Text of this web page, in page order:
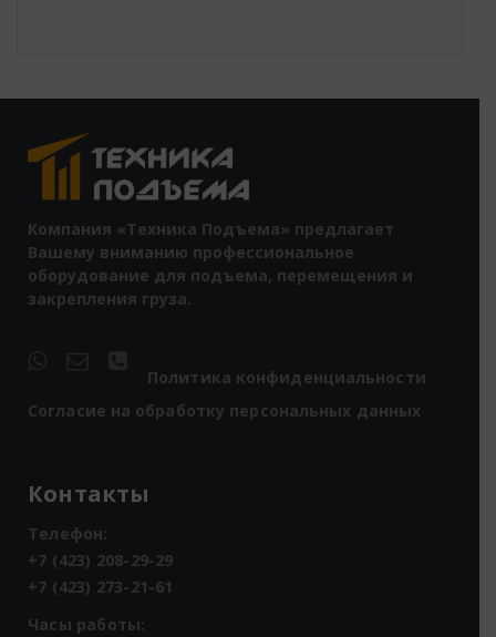
Компания «Техника Подъема» предлагает
Вашему вниманию профессиональное
оборудование для подъема, перемещения и
закрепления груза.
Политика конфиденциальности
Согласие на обработку персональных данных
Контакты
Телефон:
+7 (423) 208-29-29
+7 (423) 273-21-61
Часы работы: